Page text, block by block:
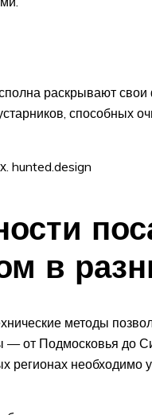
раскрывают свои
способных
hunted.design
в
методы
— от Подмосковья до
регионах необходимо